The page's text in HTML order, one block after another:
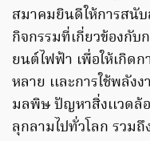
สมาคมยินดีให้การสนั
กิจกรรมที่เกี่ยวข้องกับ
ยนต์ไฟฟ้า เพื่อให้เกิด
หลาย เเละการใช้พลัง
มลพิษ ปัญหาสิ่งเเวดล้
ลุกลามไปทั่วโลก รวมถึ